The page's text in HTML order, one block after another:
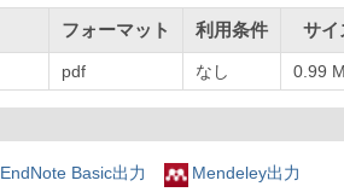
フォーマット 利用条件 サイ
pdf なし 0.99
EndNote Basic出力 Mendeley出力